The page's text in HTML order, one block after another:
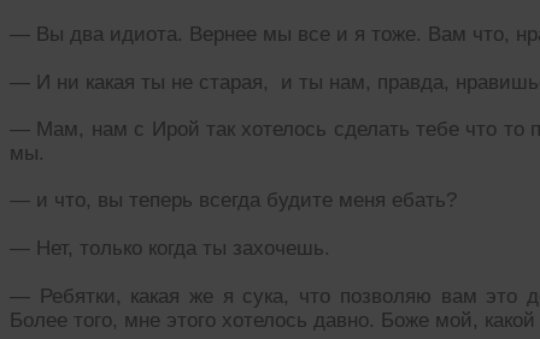
— Вы два идиота. Вернее мы все и я тоже. Вам что,
— И ни какая ты не старая, и ты нам, правда,
— Мам, нам с Ирой так хотелось сделать тебе что то
мы.
— и что, вы теперь всегда будите меня ебать?
— Нет, только когда ты захочешь.
— Ребятки, какая же я сука, что позволяю вам это
Более того, мне этого хотелось давно. Боже мой,